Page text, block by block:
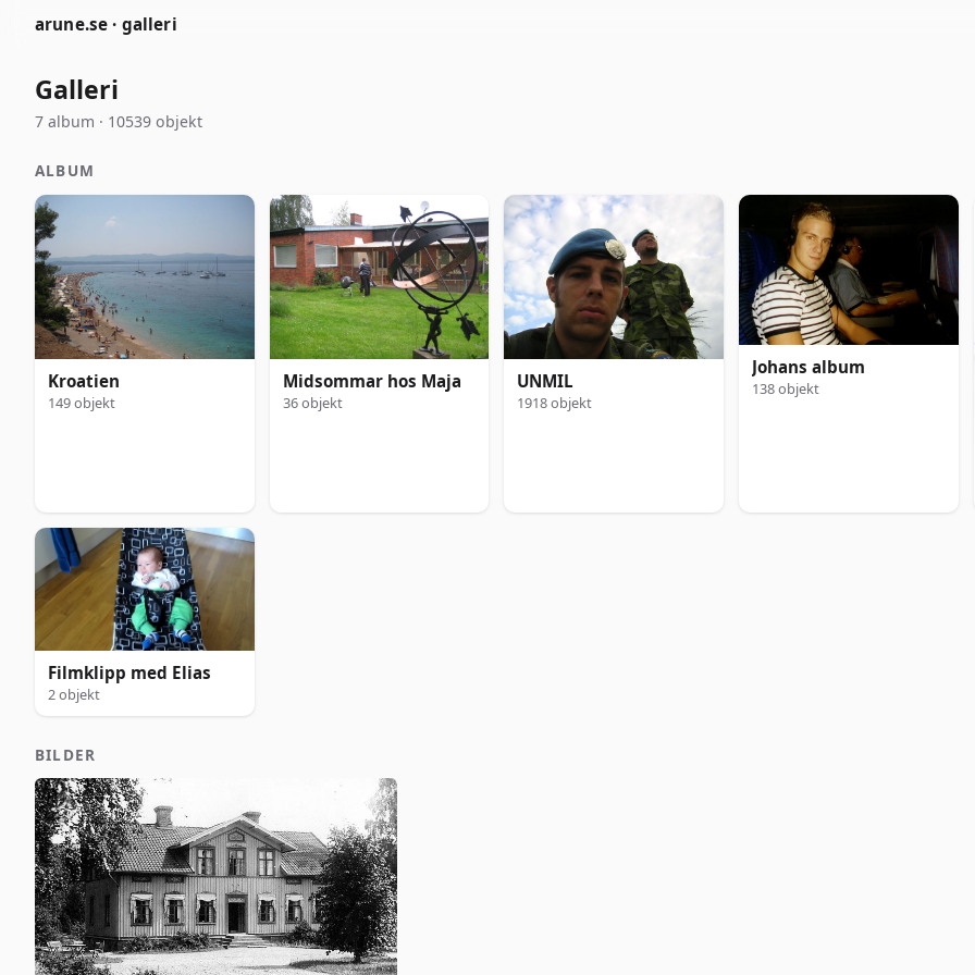
arune.se · galleri
Galleri
7 album · 10539 objekt
ALBUM
Kroatien
149 objekt
Midsommar hos Maja
36 objekt
UNMIL
1918 objekt
Johans album
138 objekt
Filmklipp med Elias
2 objekt
BILDER